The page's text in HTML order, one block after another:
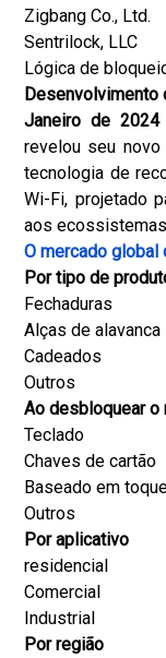
Zigbang Co., Ltd.
Sentrilock, LLC
Lógica de
Desenvolvimento
Janeiro de
revelou seu
tecnologia de
Wi-Fi, projetado
aos
O mercado global
Por tipo de
Fechaduras
Alças de alavanca
Cadeados
Outros
Ao desbloquear o
Teclado
Chaves de cartão
Baseado em
Outros
Por aplicativo
residencial
Comercial
Industrial
Por região